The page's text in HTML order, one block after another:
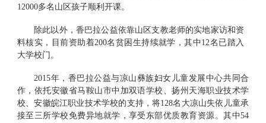
12000多名山区孩子顺利开课。
除此以外， 香巴拉公益依靠山区支教老师的实地家访和资
料核实，目前资助着200名 贫困生持续就学 ，其中 12名已踏入
大学校门。
2015年， 香巴拉公益与凉山彝族妇女儿童发展中心共同合
作，依托安徽省马鞍山市中加双语学校、扬州天海职业技术学
校、安徽皖江职业技术学校的支持，将128名大凉山失依儿童承
接至三所学校免费异地就学，享受东部优质教育资源。其中54